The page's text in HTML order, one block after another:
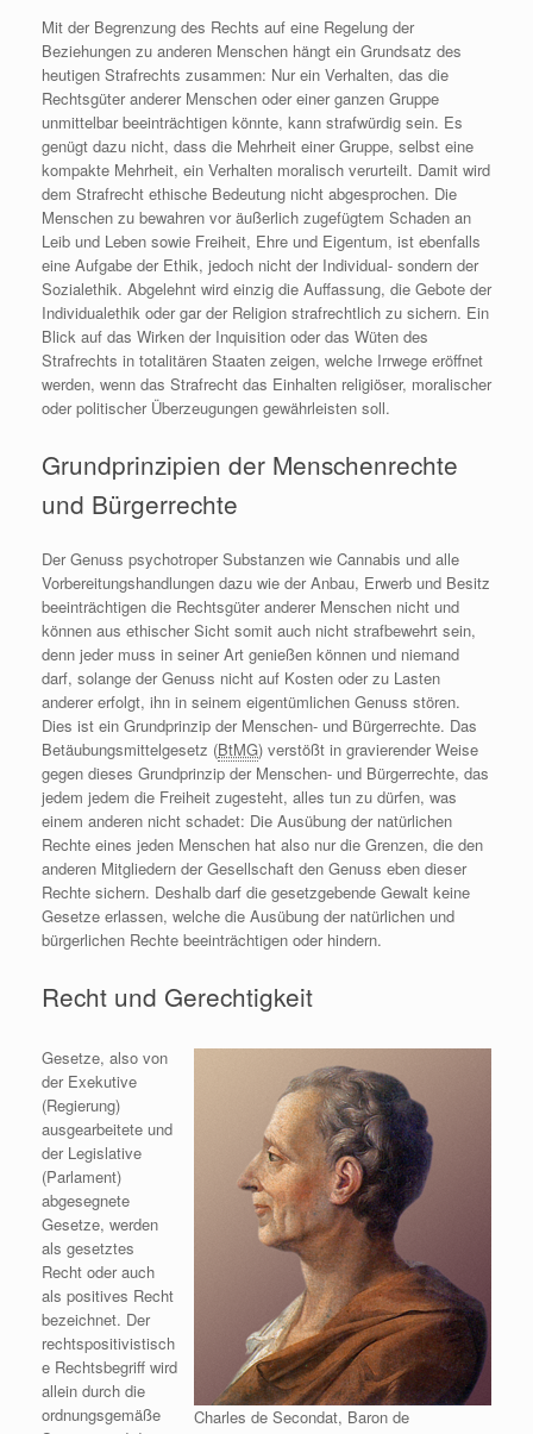
Mit der Begrenzung des Rechts auf eine Regelung der
Beziehungen zu anderen Menschen hängt ein Grundsatz des
heutigen Strafrechts zusammen: Nur ein Verhalten, das die
Rechtsgüter anderer Menschen oder einer ganzen Gruppe
unmittelbar beeinträchtigen könnte, kann strafwürdig sein. Es
genügt dazu nicht, dass die Mehrheit einer Gruppe, selbst eine
kompakte Mehrheit, ein Verhalten moralisch verurteilt. Damit wird
dem Strafrecht ethische Bedeutung nicht abgesprochen. Die
Menschen zu bewahren vor äußerlich zugefügtem Schaden an
Leib und Leben sowie Freiheit, Ehre und Eigentum, ist ebenfalls
eine Aufgabe der Ethik, jedoch nicht der Individual- sondern der
Sozialethik. Abgelehnt wird einzig die Auffassung, die Gebote der
Individualethik oder gar der Religion strafrechtlich zu sichern. Ein
Blick auf das Wirken der Inquisition oder das Wüten des
Strafrechts in totalitären Staaten zeigen, welche Irrwege eröffnet
werden, wenn das Strafrecht das Einhalten religiöser, moralischer
oder politischer Überzeugungen gewährleisten soll.
Grundprinzipien der Menschenrechte
und Bürgerrechte
Der Genuss psychotroper Substanzen wie Cannabis und alle
Vorbereitungshandlungen dazu wie der Anbau, Erwerb und Besitz
beeinträchtigen die Rechtsgüter anderer Menschen nicht und
können aus ethischer Sicht somit auch nicht strafbewehrt sein,
denn jeder muss in seiner Art genießen können und niemand
darf, solange der Genuss nicht auf Kosten oder zu Lasten
anderer erfolgt, ihn in seinem eigentümlichen Genuss stören.
Dies ist ein Grundprinzip der Menschen- und Bürgerrechte. Das
Betäubungsmittelgesetz (BtMG) verstößt in gravierender Weise
gegen dieses Grundprinzip der Menschen- und Bürgerrechte, das
jedem jedem die Freiheit zugesteht, alles tun zu dürfen, was
einem anderen nicht schadet: Die Ausübung der natürlichen
Rechte eines jeden Menschen hat also nur die Grenzen, die den
anderen Mitgliedern der Gesellschaft den Genuss eben dieser
Rechte sichern. Deshalb darf die gesetzgebende Gewalt keine
Gesetze erlassen, welche die Ausübung der natürlichen und
bürgerlichen Rechte beeinträchtigen oder hindern.
Recht und Gerechtigkeit
Charles de Secondat, Baron de
Gesetze, also von
der Exekutive
(Regierung)
ausgearbeitete und
der Legislative
(Parlament)
abgesegnete
Gesetze, werden
als gesetztes
Recht oder auch
als positives Recht
bezeichnet. Der
rechtspositivistisch
e Rechtsbegriff wird
allein durch die
ordnungsgemäße